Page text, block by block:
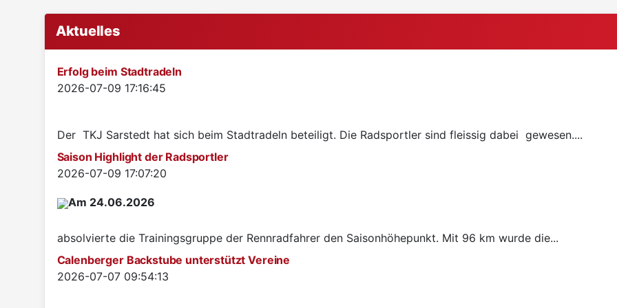
Aktuelles
Erfolg beim Stadtradeln
Details
2026-07-09 17:16:45
Der TKJ Sarstedt hat sich beim Stadtradeln beteiligt. Die Radsportler sind fleissig dabei gewesen....
Saison Highlight der Radsportler
Details
2026-07-09 17:07:20
Am 24.06.2026
absolvierte die Trainingsgruppe der Rennradfahrer den Saisonhöhepunkt. Mit 96 km wurde die...
Calenberger Backstube unterstützt Vereine
Details
2026-07-07 09:54:13